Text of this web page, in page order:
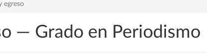
egreso
— Grado en Periodismo